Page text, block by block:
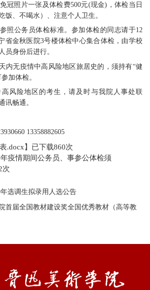
冠照片一张及体检费500元(现金)，体检当日
饭、不喝水）、注意个人卫生。
照公务员体检标准。参加体检的同志请于12
省金秋医院3号楼体检中心集合体检，由学校
员身份后进行。
内无疫情中高风险地区旅居史的，须持有“健
加体检。
风险地区的考生，请及时与我院人事处联
讯畅通。
13358882605
.docx 】已下载860次
疫情期间公务员、事参公体检须
次
选调生拟录用人选公告
首届全国教材建设奖全国优秀教材（高等教